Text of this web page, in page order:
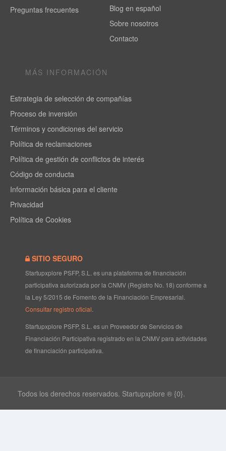
Preguntas frecuentes
Blog en español
Sobre nosotros
Contacto
MÁS INFORMACIÓN
Estrategia de selección de compañías
Proceso de inversión
Términos y condiciones del servicio
Política de reclamaciones
Política de gestión de conflictos de interés
Código de conducta
Información básica para el cliente
Privacidad
Política de Cookies
SITIO SEGURO
Startupxplore PSFP, S.L. es una plataforma de financiación
participativa autorizada por la CNMV (Registro No. 18) conforme a
la Ley 5/2015 de Fomento de la Financiación Empresarial.
Consultar registro oficial
Startupxplore PSFP, S.L. es un Proveedor de Servicios de
Financiación Participativa registrado en la CNMV para actividades
de financiación participativa.
Todos los derechos reservados. Startupxplore ® {0}.